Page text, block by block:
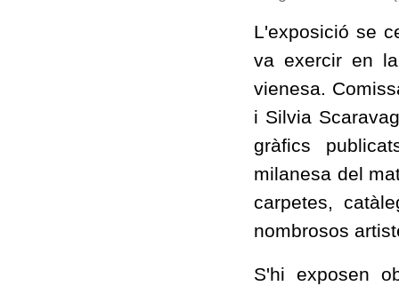
L'exposició se
va exercir en
vienesa.
i Silvia
gràfics
milanesa del
carpetes,
nombrosos
S'hi exposen